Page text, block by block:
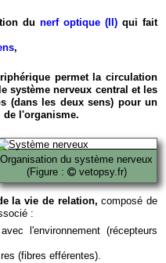
du nerf optique (II) qui fait
,
permet la circulation
système nerveux central et les
(dans les deux sens) pour un
l'organisme.
Organisation du système nerveux
(Figure :
vetopsy.fr)
la vie de relation, composé de
:
l'environnement (récepteurs
(fibres efférentes).